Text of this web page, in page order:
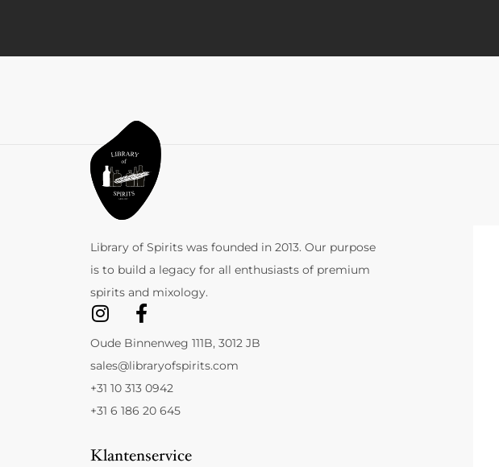
Library of Spirits was founded in 2013. Our purpose
is to build a legacy for all enthusiasts of premium
spirits and mixology.
Oude Binnenweg 111B, 3012 JB
sales@libraryofspirits.com
+31 10 313 0942
+31 6 186 20 645
Klantenservice